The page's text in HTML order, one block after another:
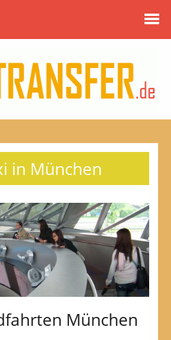
in München
München